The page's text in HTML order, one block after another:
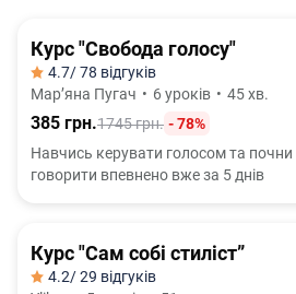
Курс "Свобода голосу"
4.7/ 78 відгуків
Марʼяна Пугач • 6 уроків • 45 хв.
385 грн.1745 грн. - 78%
Навчись керувати голосом та почни
говорити впевнено вже за 5 днів
Курс "Сам собі стиліст”
4.2/ 29 відгуків